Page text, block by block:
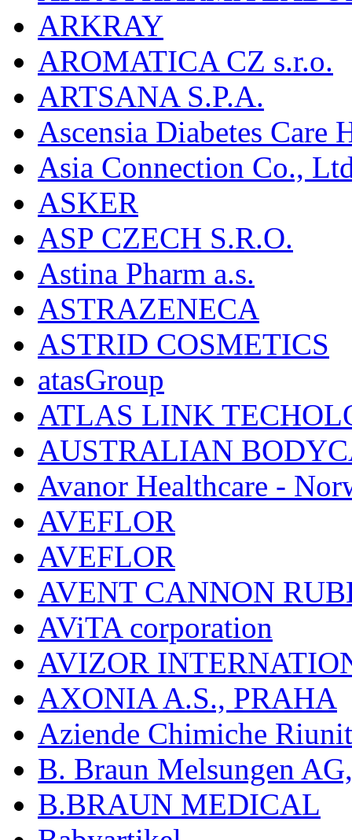
ARKRAY
AROMATICA CZ s.r.o.
ARTSANA S.P.A.
Ascensia Diabetes Care
Asia Connection Co.,
ASKER
ASP CZECH S.R.O.
Astina Pharm a.s.
ASTRAZENECA
ASTRID COSMETICS
atasGroup
ATLAS LINK
AUSTRALIAN
Avanor Healthcare -
AVEFLOR
AVEFLOR
AVENT CANNON
AViTA corporation
AVIZOR
AXONIA A.S., PRAHA
Aziende Chimiche
B. Braun Melsungen
B.BRAUN MEDICAL